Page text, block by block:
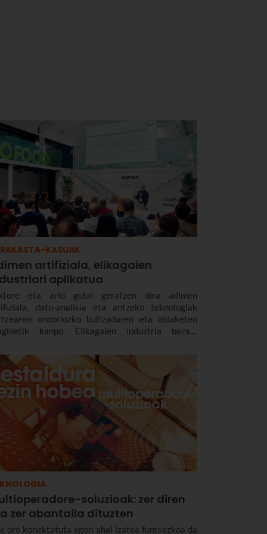
KASUAK
artifiziala, elikagaien
aplikatua
eta arlo gutxi geratzen dira adimen
datu-analisia eta antzeko teknologiak
ondoriozko bultzadaren eta aldaketen
kanpo. Elikagaien industria bezain
horren berri izan behar du.
soluzioak: zer diren
zer abantaila dituzten
oro konektatuta egon ahal izatea funtsezkoa da